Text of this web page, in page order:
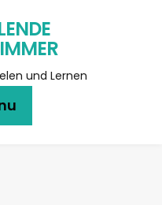
und Lernen